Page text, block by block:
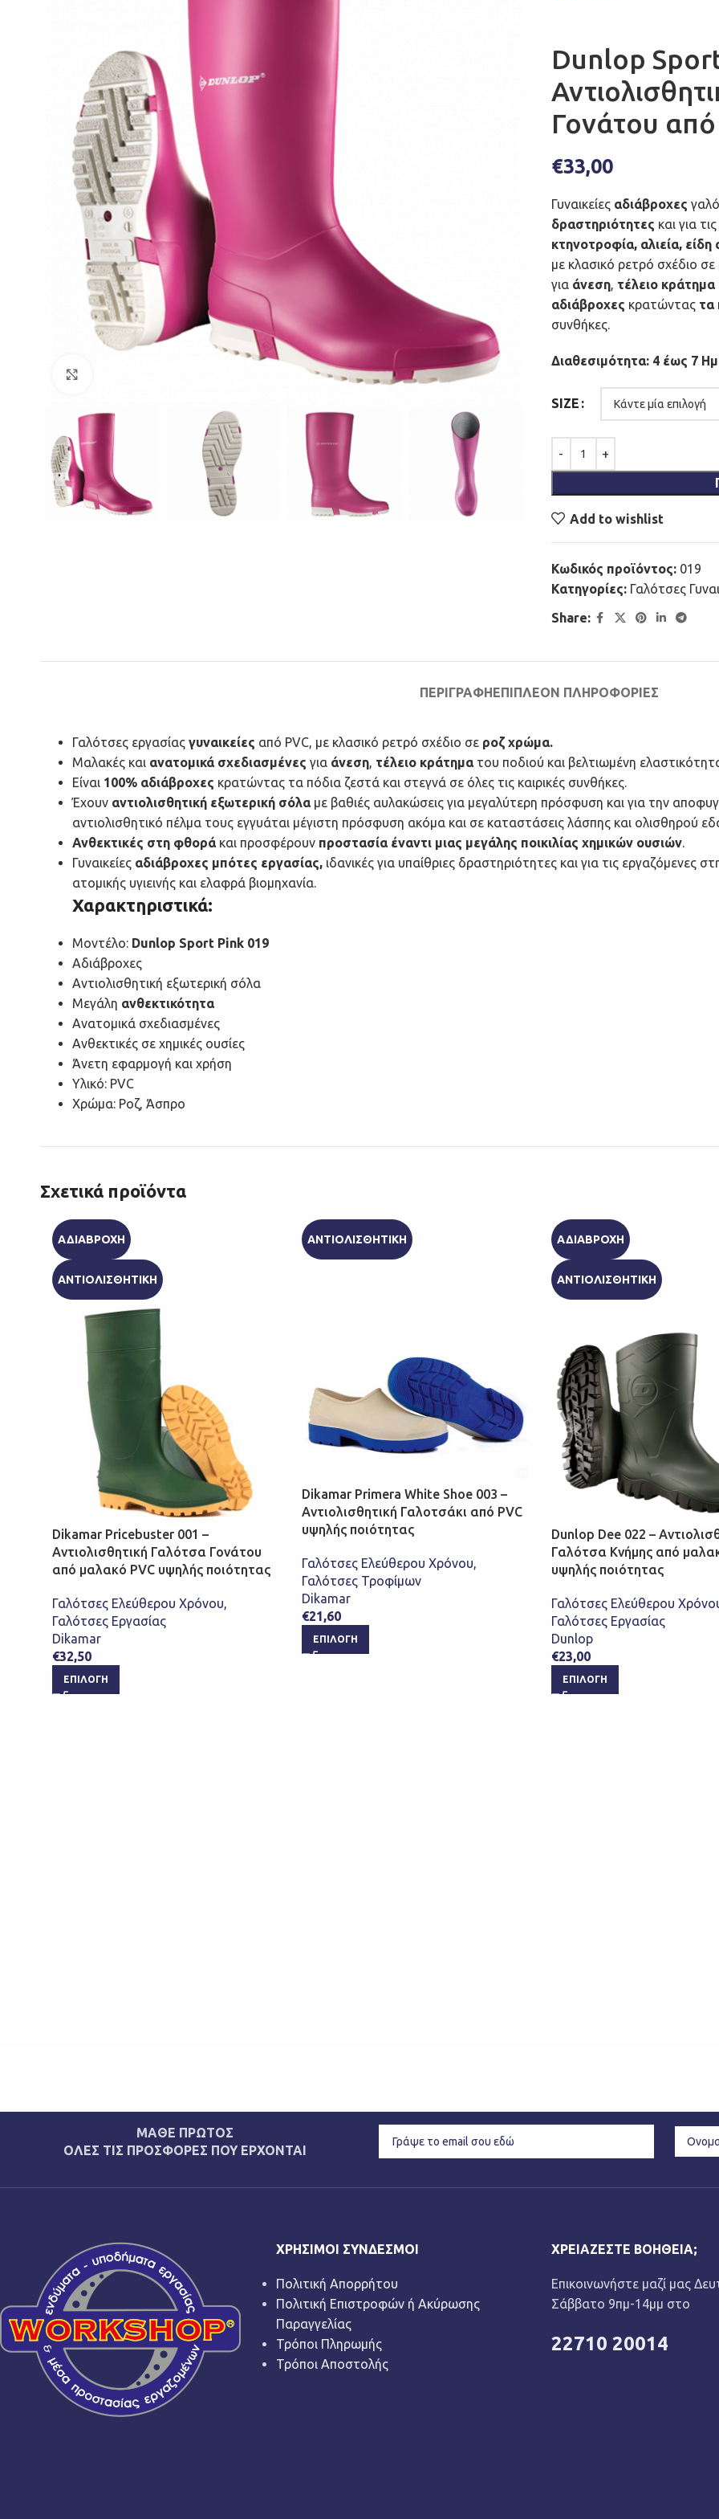
Dunlop
Γονάτου
€33,00
Γυναικείες αδιάβροχες
δραστηριότητες και για τις
κτηνοτροφία, αλιεία, είδη
με κλασικό ρετρό σχέδιο
για άνεση, τέλειο κράτημα
αδιάβροχες κρατώντας τα
συνθήκες.
Διαθεσιμότητα: 4 έως 7
SIZE
Add to wishlist
Κωδικός προϊόντος: 019
Κατηγορίες: Γαλότσες
Share:
ΠΕΡΙΓΡΑΦΉΕΠΙΠΛΈΟΝ ΠΛΗΡΟΦΟΡΊΕΣ
Γαλότσες εργασίας γυναικείες από PVC, με κλασικό ρετρό σχέδιο σε ροζ χρώμα.
Μαλακές και ανατομικά σχεδιασμένες για άνεση, τέλειο κράτηματου ποδιού και βελτιωμένη
Είναι 100% αδιάβροχες κρατώντας τα πόδια ζεστά και στεγνά σε όλες τις καιρικές συνθήκες.
Έχουν αντιολισθητική εξωτερική σόλαμε βαθιές αυλακώσεις για μεγαλύτερη πρόσφυση και για την
αντιολισθητικό πέλμα τους εγγυάται μέγιστη πρόσφυση ακόμα και σε καταστάσεις λάσπης και ολισθηρού
Ανθεκτικές στη φθοράκαι προσφέρουν προστασία έναντι μιας μεγάλης ποικιλίας χημικών ουσιών.
Γυναικείες αδιάβροχες μπότες εργασίας, ιδανικές για υπαίθριες δραστηριότητες και για τις εργαζόμενες
ατομικής υγιεινής και ελαφρά βιομηχανία.
Χαρακτηριστικά:
Μοντέλο: Dunlop Sport Pink 019
Αδιάβροχες
Αντιολισθητική εξωτερική σόλα
Μεγάλη ανθεκτικότητα
Ανατομικά σχεδιασμένες
Ανθεκτικές σε χημικές ουσίες
Άνετη εφαρμογή και χρήση
Υλικό: PVC
Χρώμα: Ροζ, Άσπρο
Σχετικά προϊόντα
ΑΔΙΑΒΡΟΧΗ
ΑΝΤΙΟΛΙΣΘΗΤΙΚΗ
Dikamar Pricebuster 001 –
Αντιολισθητική Γαλότσα Γονάτου
από μαλακό PVC υψηλής ποιότητας
Γαλότσες Ελεύθερου Χρόνου,
Γαλότσες Εργασίας
Dikamar
€32,50
ΕΠΙΛΟΓΉ
ΑΝΤΙΟΛΙΣΘΗΤΙΚΗ
Dikamar Primera White Shoe 003 –
Αντιολισθητική Γαλοτσάκι από PVC
υψηλής ποιότητας
Γαλότσες Ελεύθερου Χρόνου,
Γαλότσες Τροφίμων
Dikamar
€21,60
ΕΠΙΛΟΓΉ
ΑΔΙΑΒΡΟΧΗ
ΑΝΤΙΟΛΙΣΘΗΤΙΚΗ
Dunlop Dee 022 –
Γαλότσα Κνήμης από
υψηλής ποιότητας
Γαλότσες Ελεύθερου
Γαλότσες Εργασίας
Dunlop
€23,00
ΕΠΙΛΟΓΉ
ΜΑΘΕ ΠΡΩΤΟΣ
ΟΛΕΣ ΤΙΣ ΠΡΟΣΦΟΡΕΣ ΠΟΥ ΕΡΧΟΝΤΑΙ
ΧΡΉΣΙΜΟΙ ΣΎΝΔΕΣΜΟΙ
Πολιτική Απορρήτου
Πολιτική Επιστροφών ή Ακύρωσης
Παραγγελίας
Τρόποι Πληρωμής
Τρόποι Αποστολής
ΧΡΕΙΆΖΕΣΤΕ ΒΟΉΘΕΙΑ;
Επικοινωνήστε μαζί μας
Σάββατο 9πμ-14μμ στο
22710 20014